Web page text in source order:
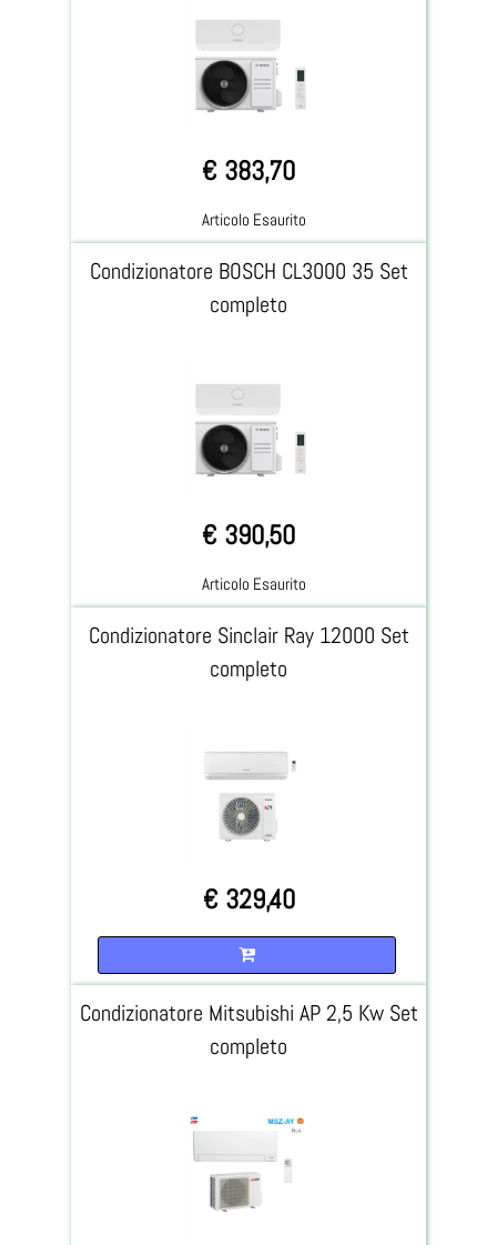
€ 383,70
Articolo Esaurito
Condizionatore BOSCH CL3000 35 Set
completo
€ 390,50
Articolo Esaurito
Condizionatore Sinclair Ray 12000 Set
completo
€ 329,40
Condizionatore Mitsubishi AP 2,5 Kw Set
completo